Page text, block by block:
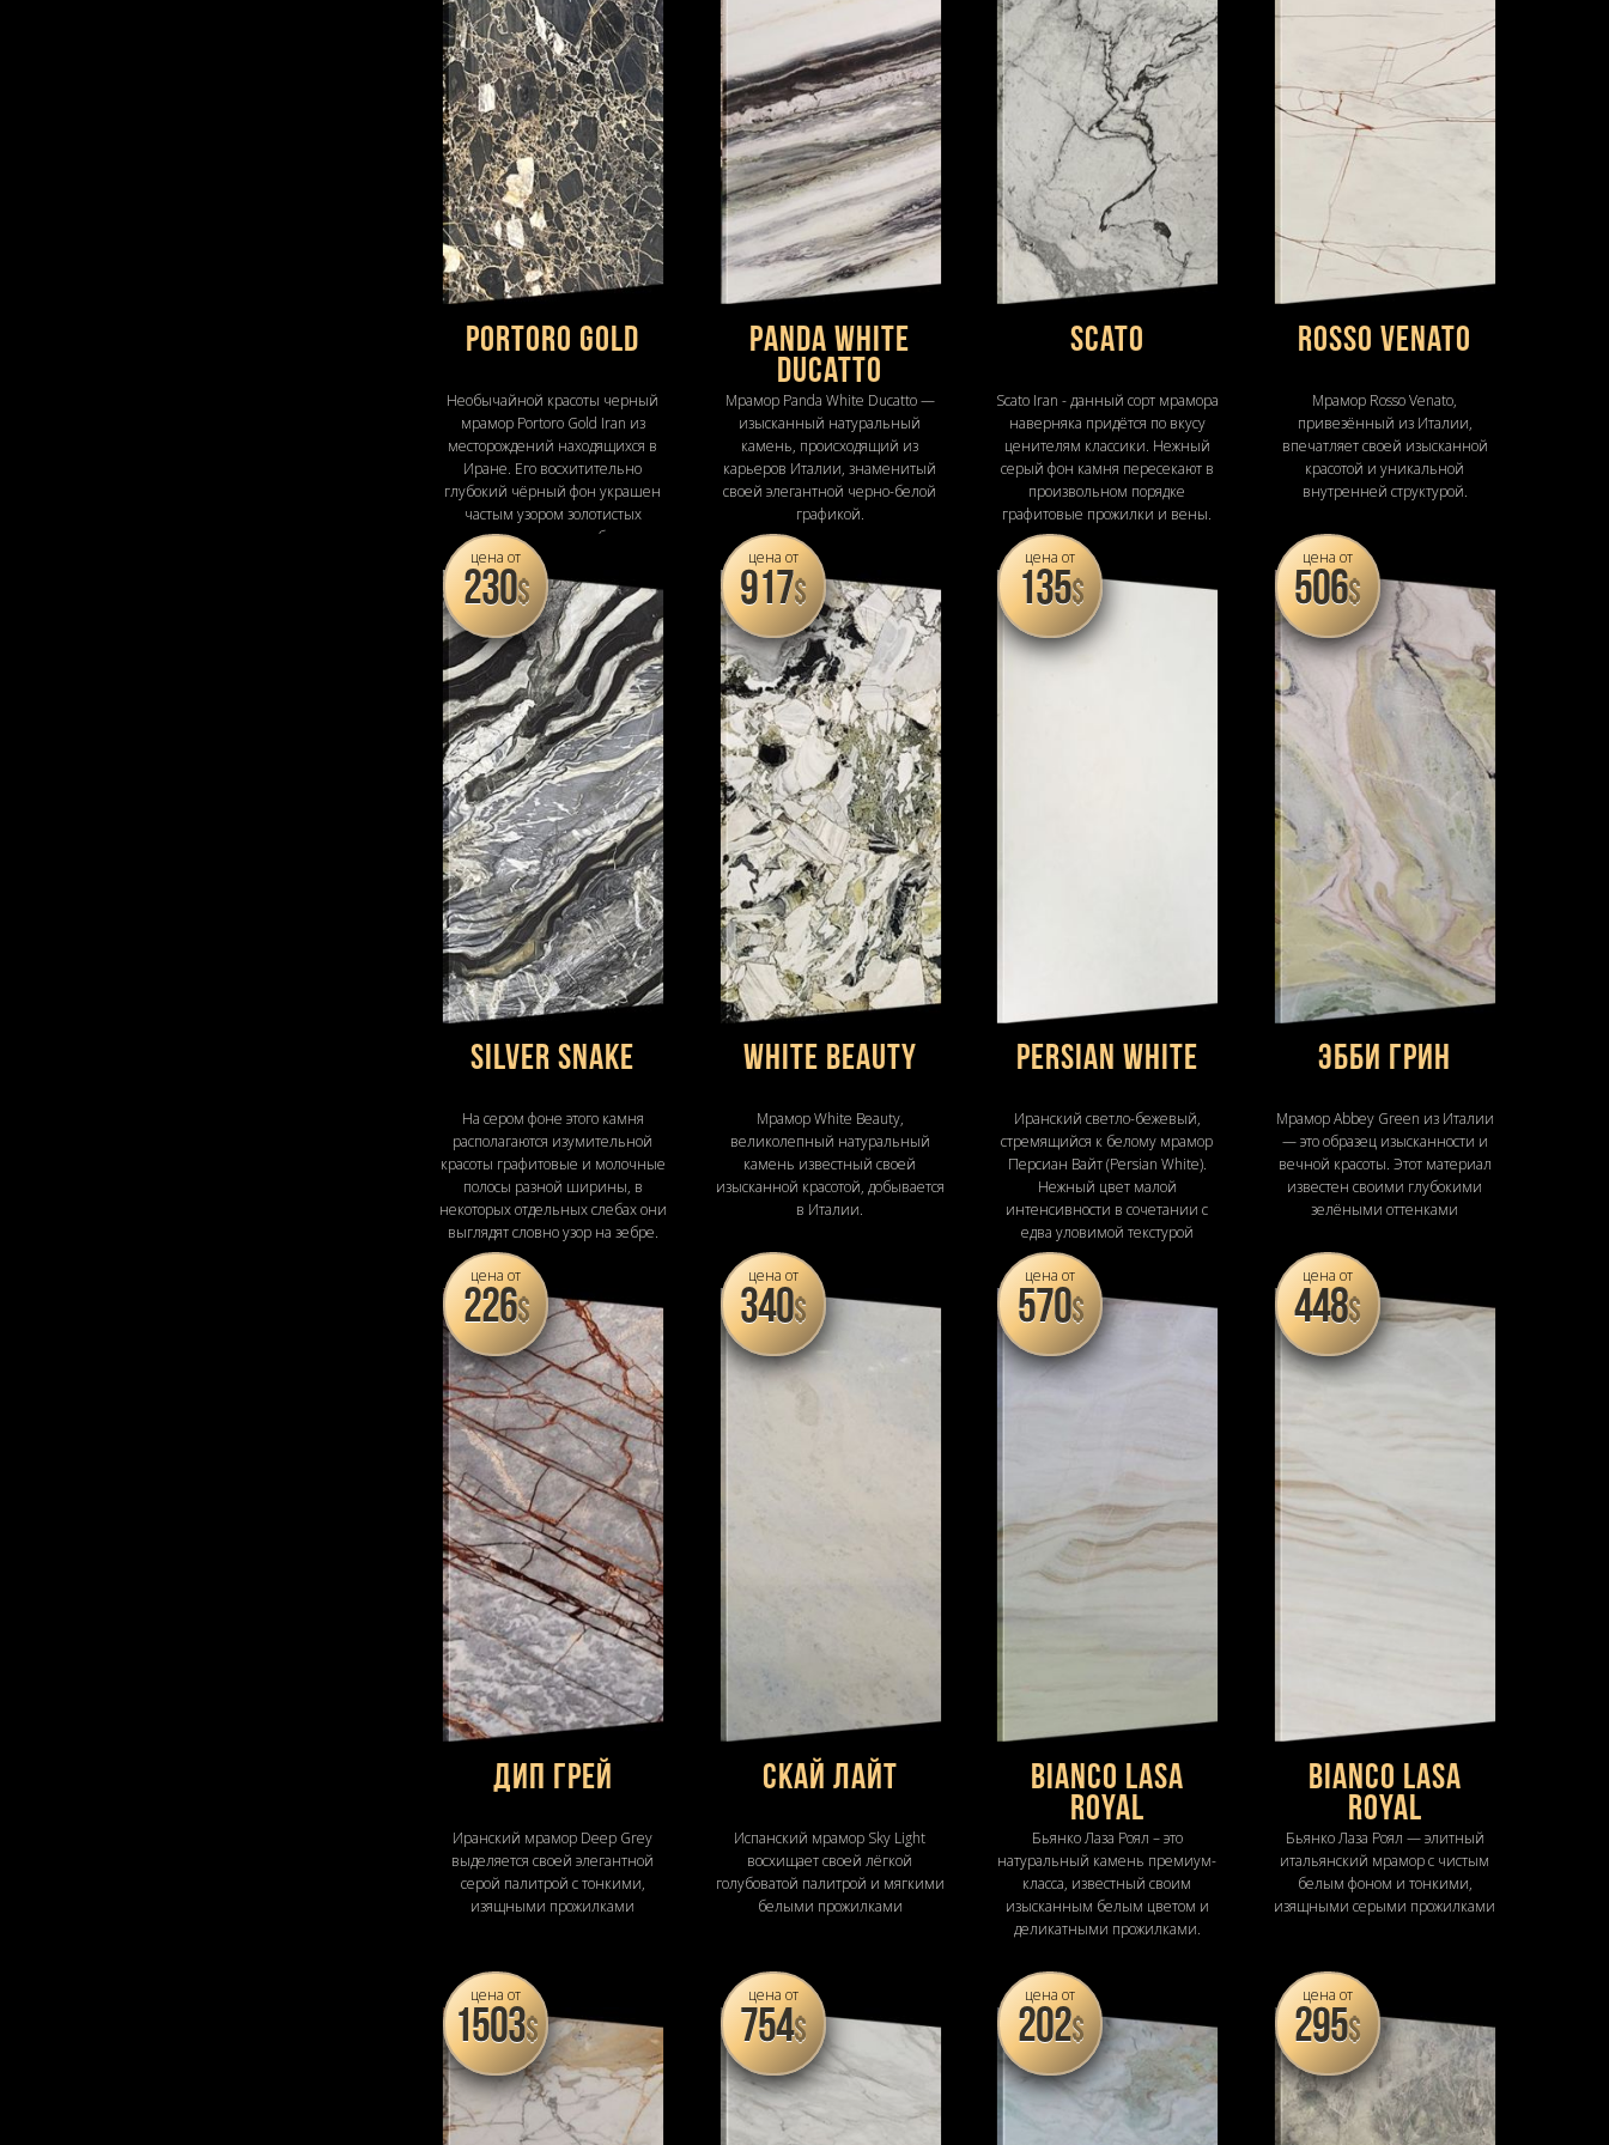
Portoro Gold
Необычайной красоты черный
мрамор Portoro Gold Iran из
месторождений находящихся в
Иране. Его восхитительно
глубокий чёрный фон украшен
частым узором золотистых
паунинок, капель и глубоких жил
Panda White
Ducatto
Мрамор Panda White Ducatto —
изысканный натуральный
камень, происходящий из
карьеров Италии, знаменитый
своей элегантной черно-белой
графикой.
Scato
Scato Iran - данный сорт мрамора
наверняка придётся по вкусу
ценителям классики. Нежный
серый фон камня пересекают в
произвольном порядке
графитовые прожилки и вены.
Rosso Venato
Мрамор Rosso Venato,
привезённый из Италии,
впечатляет своей изысканной
красотой и уникальной
внутренней структурой.
цена от
230$
Silver Snake
На сером фоне этого камня
располагаются изумительной
красоты графитовые и молочные
полосы разной ширины, в
некоторых отдельных слебах они
выглядят словно узор на зебре.
цена от
917$
White Beauty
Мрамор White Beauty,
великолепный натуральный
камень известный своей
изысканной красотой, добывается
в Италии.
цена от
135$
Persian White
Иранский светло-бежевый,
стремящийся к белому мрамор
Персиан Вайт (Persian White).
Нежный цвет малой
интенсивности в сочетании с
едва уловимой текстурой
цена от
506$
Эбби Грин
Мрамор Abbey Green из Италии
— это образец изысканности и
вечной красоты. Этот материал
известен своими глубокими
зелёными оттенками
цена от
226$
Дип Грей
Иранский мрамор Deep Grey
выделяется своей элегантной
серой палитрой с тонкими,
изящными прожилками
цена от
340$
Скай Лайт
Испанский мрамор Sky Light
восхищает своей лёгкой
голубоватой палитрой и мягкими
белыми прожилками
цена от
570$
Bianco Lasa
Royal
Бьянко Лаза Роял – это
натуральный камень премиум-
класса, известный своим
изысканным белым цветом и
деликатными прожилками.
цена от
448$
Bianco Lasa
Royal
Бьянко Лаза Роял — элитный
итальянский мрамор с чистым
белым фоном и тонкими,
изящными серыми прожилками
цена от
1503$
цена от
754$
цена от
202$
цена от
295$